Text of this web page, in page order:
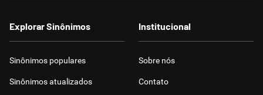
Explorar Sinônimos
Sinônimos populares
Sinônimos atualizados
Institucional
Sobre nós
Contato